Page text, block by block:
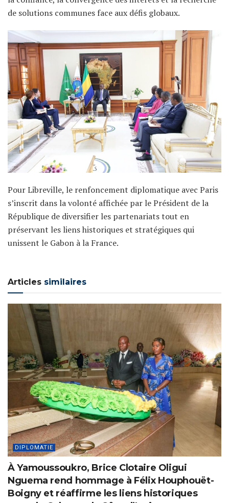
de solutions communes face aux défis globaux.
Pour Libreville, le renfoncement diplomatique avec Paris
s’inscrit dans la volonté affichée par le Président de la
République de diversifier les partenariats tout en
préservant les liens historiques et stratégiques qui
unissent le Gabon à la France.
Articles similaires
DIPLOMATIE
À Yamoussoukro, Brice Clotaire Oligui
Nguema rend hommage à Félix Houphouët-
Boigny et réaffirme les liens historiques